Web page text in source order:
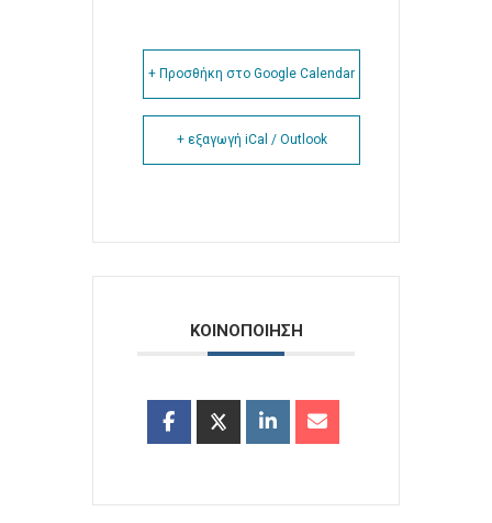
+ Προσθήκη στο Google Calendar
+ εξαγωγή iCal / Outlook
ΚΟΙΝΟΠΟΙΗΣΗ